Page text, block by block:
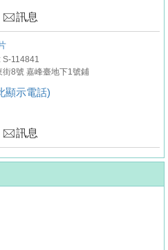
訊息
S-114841
街8號 嘉峰臺地下1號鋪
顯示電話)
訊息